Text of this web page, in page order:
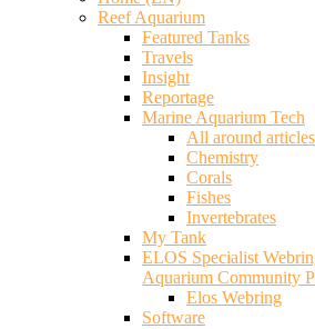
Reef Aquarium
Featured Tanks
Travels
Insight
Reportage
Marine Aquarium Tech
All around articles
Chemistry
Corals
Fishes
Invertebrates
My Tank
ELOS Specialist
Aquarium Community
Elos Webring
Software